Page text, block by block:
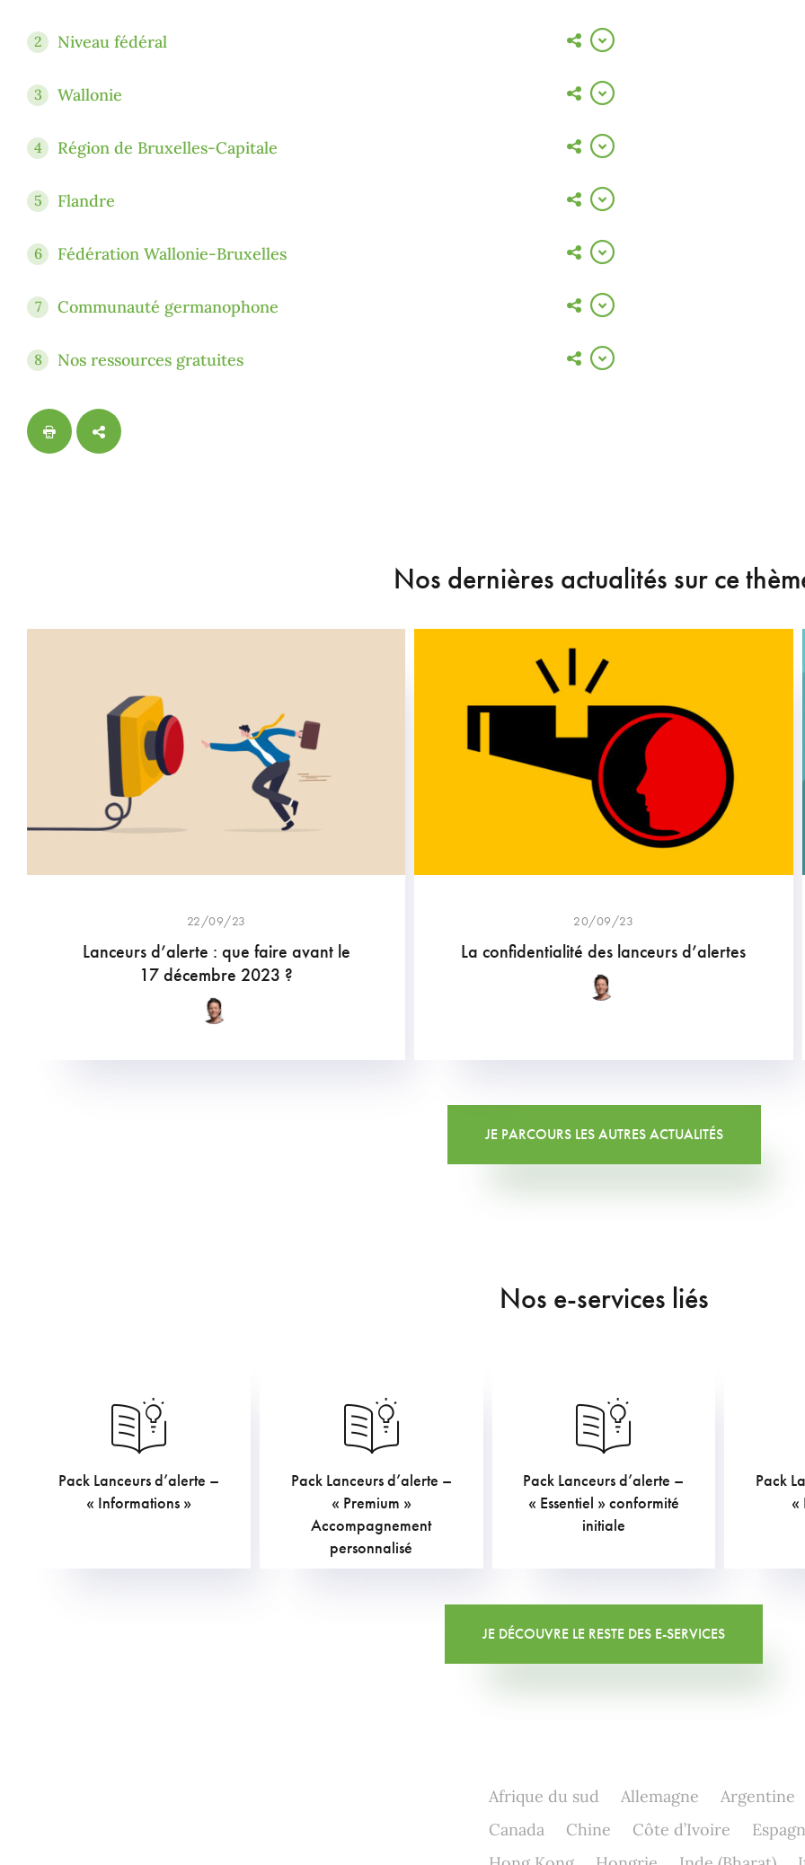
2 Niveau fédéral
3 Wallonie
4 Région de Bruxelles-Capitale
5 Flandre
6 Fédération Wallonie-Bruxelles
7 Communauté germanophone
8 Nos ressources gratuites
Nos dernières actualités sur ce
22/09/23
Lanceurs d’alerte : que faire avant le
17 décembre 2023 ?
20/09/23
La confidentialité des lanceurs d’alertes
JE PARCOURS LES AUTRES ACTUALITÉS
Nos e-services liés
Pack Lanceurs d’alerte –
« Informations »
€
Pack Lanceurs d’alerte –
« Premium »
Accompagnement
personnalisé
Pack Lanceurs d’alerte –
« Essentiel » conformité
initiale
€ TVAC
Pack
«
JE DÉCOUVRE LE RESTE DES E-SERVICES
Afrique du sud Allemagne
Argentine
Canada
Chine Côte d’Ivoire